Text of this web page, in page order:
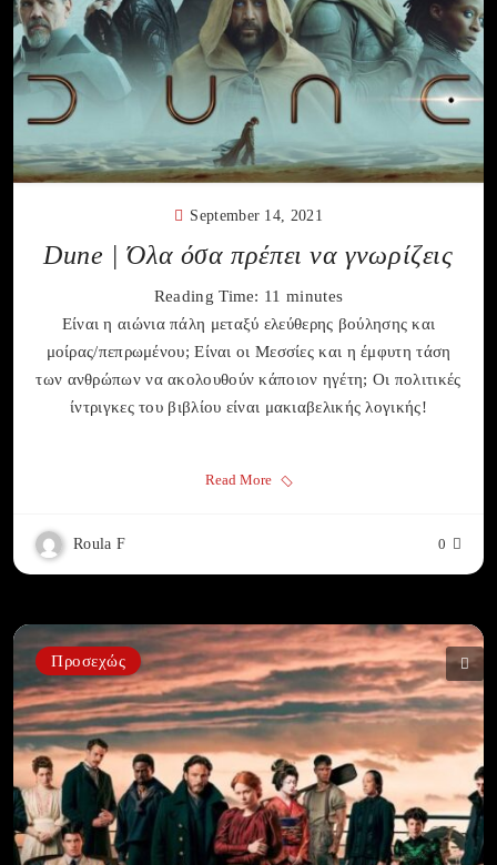
September 14, 2021
Dune | Όλα όσα πρέπει να γνωρίζεις
Reading Time: 11 minutes
Είναι η αιώνια πάλη μεταξύ ελεύθερης βούλησης και
μοίρας/πεπρωμένου; Είναι οι Μεσσίες και η έμφυτη τάση
των ανθρώπων να ακολουθούν κάποιον ηγέτη; Οι πολιτικές
ίντριγκες του βιβλίου είναι μακιαβελικής λογικής!
Read More
Roula F 0
Προσεχώς